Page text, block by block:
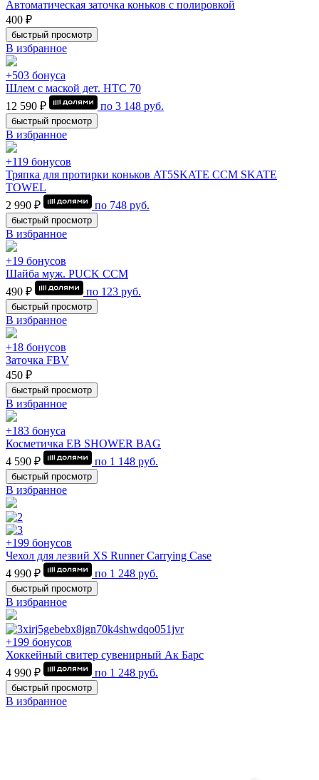
Автоматическая заточка коньков с полировкой
400 ₽
быстрый просмотр
В избранное
+503 бонуса
Шлем с маской дет. HTC 70
12 590 ₽
по 3 148 руб.
быстрый просмотр
В избранное
+119 бонусов
Тряпка для протирки коньков AT5SKATE CCM SKATE
TOWEL
2 990 ₽
по 748 руб.
быстрый просмотр
В избранное
+19 бонусов
Шайба муж. PUCK CCM
490 ₽
по 123 руб.
быстрый просмотр
В избранное
+18 бонусов
Заточка FBV
450 ₽
быстрый просмотр
В избранное
+183 бонуса
Косметичка EB SHOWER BAG
4 590 ₽
по 1 148 руб.
быстрый просмотр
В избранное
+199 бонусов
Чехол для лезвий XS Runner Carrying Case
4 990 ₽
по 1 248 руб.
быстрый просмотр
В избранное
+199 бонусов
Хоккейный свитер сувенирный Ак Барс
4 990 ₽
по 1 248 руб.
быстрый просмотр
В избранное